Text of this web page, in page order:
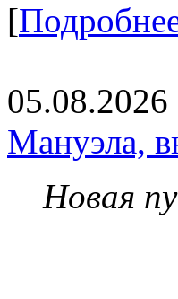
[
05.08.2026
Мануэла,
Новая